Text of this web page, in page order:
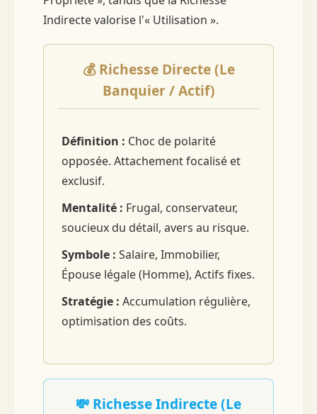
Indirecte valorise l'« Utilisation ».
💰 Richesse Directe (Le
Banquier / Actif)
Définition : Choc de polarité
opposée. Attachement focalisé et
exclusif.
Mentalité : Frugal, conservateur,
soucieux du détail, avers au risque.
Symbole : Salaire, Immobilier,
Épouse légale (Homme), Actifs fixes.
Stratégie : Accumulation régulière,
optimisation des coûts.
💸 Richesse Indirecte (Le